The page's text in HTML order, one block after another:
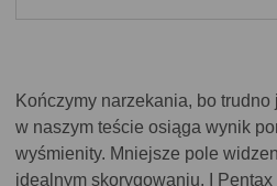
Kończymy narzekania, bo
w naszym teście osiąga wynik
wyśmienity. Mniejsze pole
idealnym skorygowaniu. I